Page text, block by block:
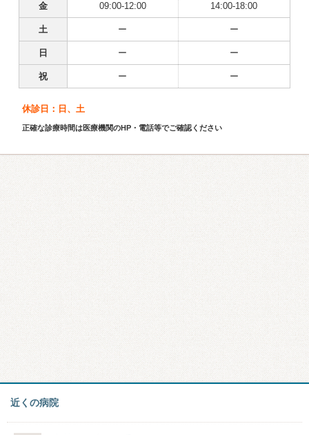
金 09:00-12:00 14:00-18:00
土 ー ー
日 ー ー
祝 ー ー
休診日：日、土
正確な診療時間は医療機関のHP・電話等でご確認ください
近くの病院